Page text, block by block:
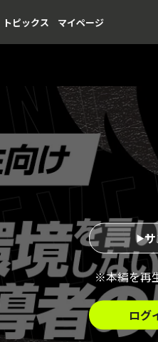
トピックス マイページ
※本編を再
ログ